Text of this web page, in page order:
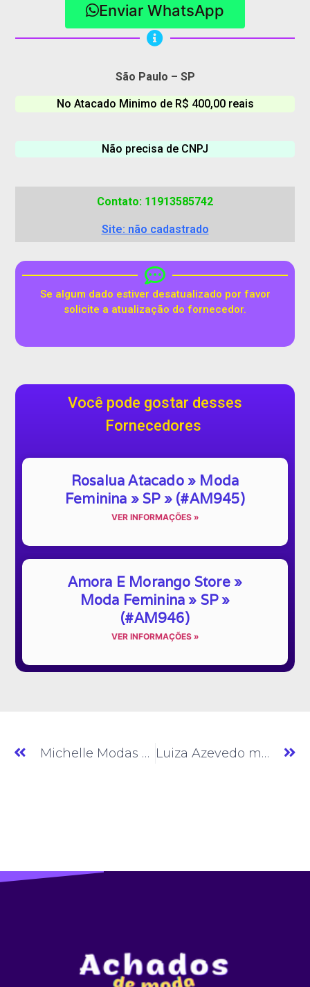
Enviar WhatsApp
São Paulo – SP
No Atacado Minimo de R$ 400,00 reais
Não precisa de CNPJ
Contato: 11913585742
Site: não cadastrado
Se algum dado estiver desatualizado por favor
solicite a atualização do fornecedor.
Você pode gostar desses
Fornecedores
Rosalua Atacado » Moda
Feminina » SP » (#AM945)
VER INFORMAÇÕES »
Amora E Morango Store »
Moda Feminina » SP »
(#AM946)
VER INFORMAÇÕES »
Michelle Modas » Moda Feminina » SP » (#AM727) Luiza Azevedo modas » Moda Feminina » GO » (#AM730)